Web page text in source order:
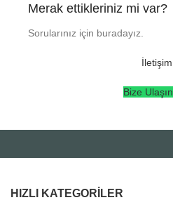
Merak ettikleriniz mi var?
Sorularınız için buradayız.
İletişim
Bize Ulaşın
HIZLI KATEGORILER